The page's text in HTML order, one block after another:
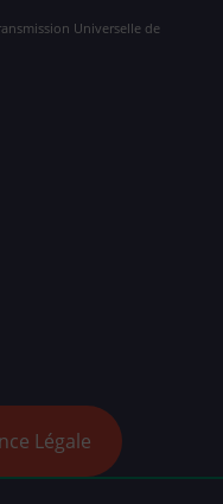
Universelle de
Légale